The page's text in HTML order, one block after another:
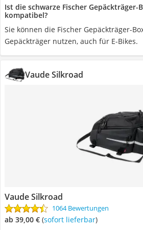
Ist die schwarze Fischer Gepäckträger-
kompatibel?
Sie können die Fischer Gepäckträger-
Gepäckträger nutzen, auch für E-Bikes.
Vaude Silkroad
Vaude Silkroad
1064 Bewertungen
ab 39,00 € ( Sofort lieferbar)